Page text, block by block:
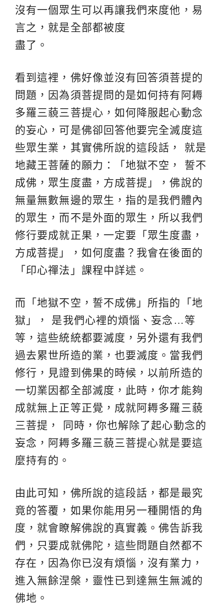
沒有一個眾生可以再讓我們來度他，易
言之，就是全部都被度
盡了。
看到這裡，佛好像並沒有回答須菩提的
問題，因為須菩提問的是如何持有阿耨
多羅三藐三菩提心，如何降服起心動念
的妄心，可是佛卻回答他要完全滅度這
些眾生業，其實佛所說的這段話， 就是
地藏王菩薩的願力：「地獄不空， 誓不
成佛，眾生度盡，方成菩提」，佛說的
無量無數無邊的眾生，指的是我們體內
的眾生，而不是外面的眾生，所以我們
修行要成就正果，一定要「眾生度盡，
方成菩提」，如何度盡？我會在後面的
「印心禪法」課程中詳述。
而「地獄不空，誓不成佛」所指的「地
獄」， 是我們心裡的煩惱、妄念…等
等，這些統統都要滅度，另外還有我們
過去累世所造的業，也要滅度。當我們
修行，見證到佛果的時候，以前所造的
一切業因都全部滅度，此時，你才能夠
成就無上正等正覺，成就阿耨多羅三藐
三菩提， 同時，你也解除了起心動念的
妄念，阿耨多羅三藐三菩提心就是要這
麼持有的。
由此可知，佛所說的這段話，都是最究
竟的答覆，如果你能用另一種開悟的角
度，就會瞭解佛說的真實義。佛告訴我
們，只要成就佛陀，這些問題自然都不
存在，因為你已沒有煩惱，沒有業力，
進入無餘涅槃，靈性已到達無生無滅的
佛地。